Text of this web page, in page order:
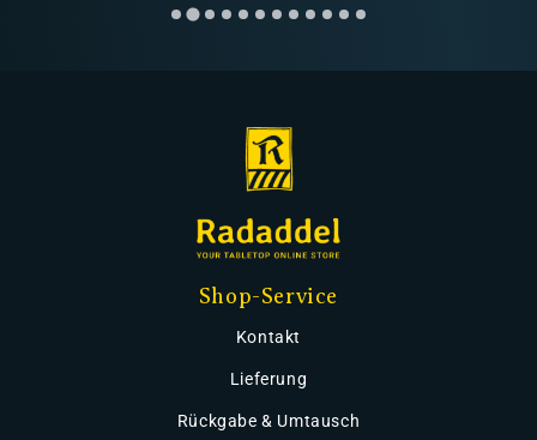
Shop-Service
Kontakt
Lieferung
Rückgabe & Umtausch